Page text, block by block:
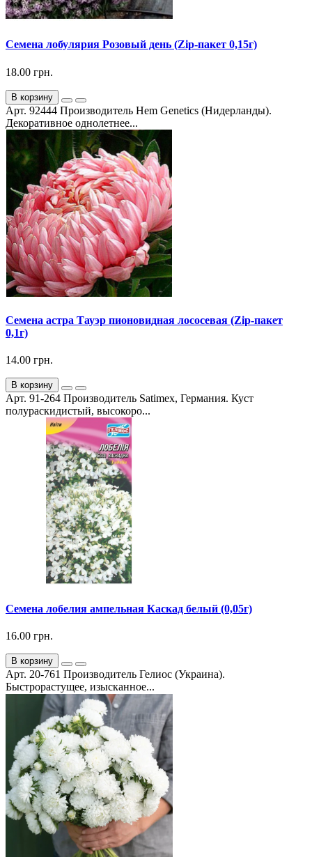
Семена лобулярия Розовый день (Zip-пакет 0,15г)
18.00 грн.
В корзину
Арт. 92444 Производитель Hem Genetics (Нидерланды).
Декоративное однолетнее...
Семена астра Тауэр пионовидная лососевая (Zip-пакет
0,1г)
14.00 грн.
В корзину
Арт. 91-264 Производитель Satimex, Германия. Куст
полураскидистый, высокоро...
Семена лобелия ампельная Каскад белый (0,05г)
16.00 грн.
В корзину
Арт. 20-761 Производитель Гелиос (Украина).
Быстрорастущее, изысканное...